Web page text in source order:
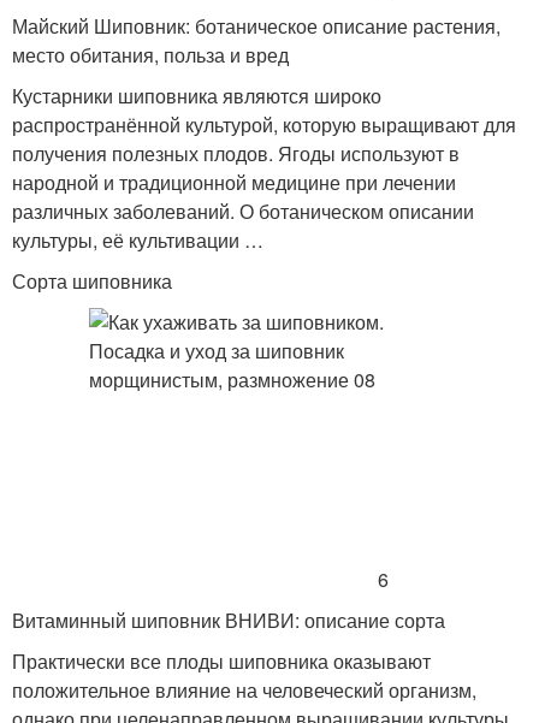
Майский Шиповник: ботаническое описание растения,
место обитания, польза и вред
Кустарники шиповника являются широко
распространённой культурой, которую выращивают для
получения полезных плодов. Ягоды используют в
народной и традиционной медицине при лечении
различных заболеваний. О ботаническом описании
культуры, её культивации …
Сорта шиповника
6
Витаминный шиповник ВНИВИ: описание сорта
Практически все плоды шиповника оказывают
положительное влияние на человеческий организм,